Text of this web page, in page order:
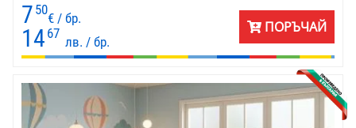
7 50
€ / бр.
14 67
лв. / бр.
ПОРЪЧАЙ